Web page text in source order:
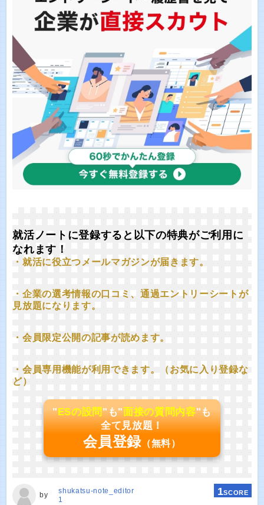
就活ノートに登録すると以下の特典がご利用に
なれます！
・就活に役立つメールマガジンが届きます。
・企業の選考情報の口コミ、通過エントリーシートが
見放題になります。
・会員限定公開の記事が読めます。
・会員専用機能が利用できます。（お気に入り登録な
ど）
"ESの設問"も"面接の質問内容"も
全て見放題！
会員登録 （無料）
by
shukatsu-note_editor
1
1SCORE